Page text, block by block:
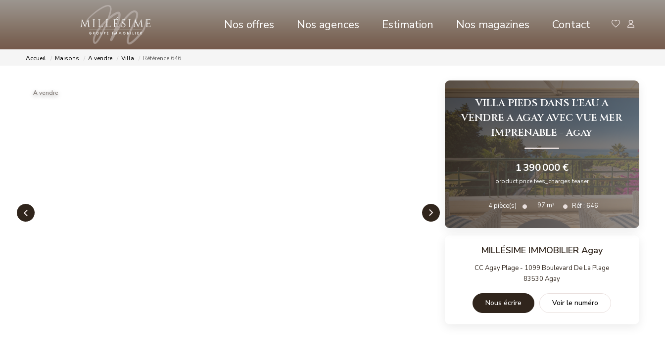
Nos offres Nos agences Estimation Nos magazines Contact
Accueil Maisons A vendre Villa Référence 646
A vendre
VILLA PIEDS DANS L'EAU A
VENDRE A AGAY AVEC VUE MER
IMPRENABLE-Agay
1 390 000 €
product.price.fees_charges.teaser
4 pièce(s) 97 m² Réf : 646
MILLÉSIME IMMOBILIER Agay
CC Agay Plage - 1099 Boulevard De La Plage
83530Agay
Nous écrire Voir le numéro